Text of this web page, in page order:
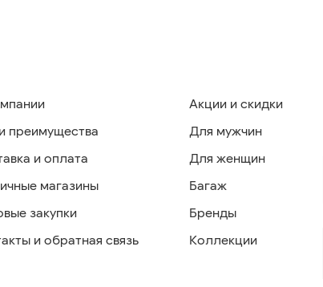
преимущества
и оплата
магазины
закупки
и обратная связь
Акции и скидки
Для мужчин
Для женщин
Багаж
Бренды
Коллекции